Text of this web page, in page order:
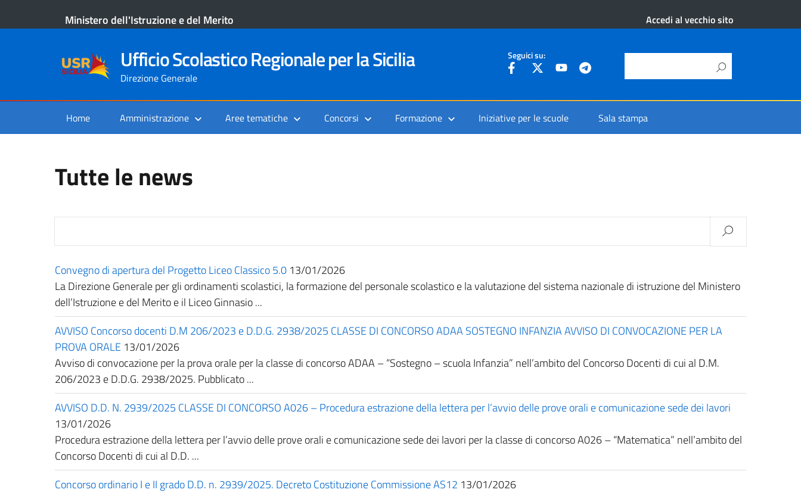
Ministero dell'Istruzione e del Merito Accedi al vecchio sito
Ufficio Scolastico Regionale per la Sicilia
Direzione Generale
Seguici su:
Home Amministrazione Aree tematiche Concorsi Formazione Iniziative per le scuole Sala stampa
Tutte le news
Convegno di apertura del Progetto Liceo Classico 5.0 13/01/2026
La Direzione Generale per gli ordinamenti scolastici, la formazione del personale scolastico e la valutazione del sistema nazionale di istruzione del Ministero
dell’Istruzione e del Merito e il Liceo Ginnasio ...
AVVISO Concorso docenti D.M 206/2023 e D.D.G. 2938/2025 CLASSE DI CONCORSO ADAA SOSTEGNO INFANZIA AVVISO DI CONVOCAZIONE PER LA
PROVA ORALE 13/01/2026
Avviso di convocazione per la prova orale per la classe di concorso ADAA – “Sostegno – scuola Infanzia” nell’ambito del Concorso Docenti di cui al D.M.
206/2023 e D.D.G. 2938/2025. Pubblicato ...
AVVISO D.D. N. 2939/2025 CLASSE DI CONCORSO A026 – Procedura estrazione della lettera per l’avvio delle prove orali e comunicazione sede dei lavori
13/01/2026
Procedura estrazione della lettera per l’avvio delle prove orali e comunicazione sede dei lavori per la classe di concorso A026 – “Matematica” nell’ambito del
Concorso Docenti di cui al D.D. ...
Concorso ordinario I e II grado D.D. n. 2939/2025. Decreto Costituzione Commissione AS12 13/01/2026